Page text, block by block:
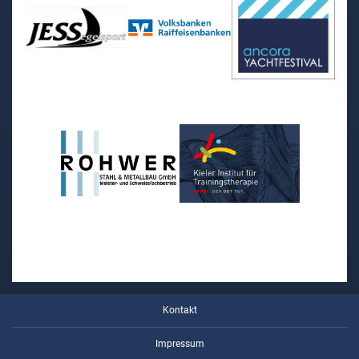
Kontakt
Impressum